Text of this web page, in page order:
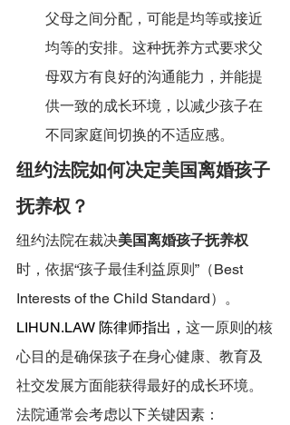
父母之间分配，可能是均等或接近
均等的安排。这种抚养方式要求父
母双方有良好的沟通能力，并能提
供一致的成长环境，以减少孩子在
不同家庭间切换的不适应感。
纽约法院如何决定美国离婚孩子
抚养权？
纽约法院在裁决美国离婚孩子抚养权
时，依据“孩子最佳利益原则”（Best
Interests of the Child Standard）。
LIHUN.LAW 陈律师指出， 这一原则的核
心目的是确保孩子在身心健康、教育及
社交发展方面能获得最好的成长环境。
法院通常会考虑以下关键因素：